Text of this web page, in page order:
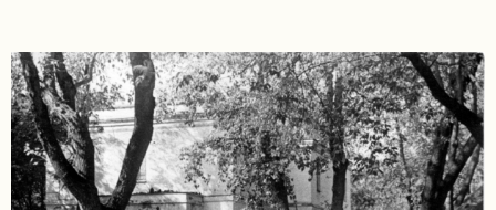
задаваемые
вопросы
Документы
Контакты